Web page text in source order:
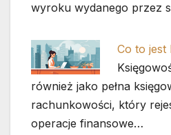
wyroku wydanego przez
Co to jest
również jako pełna
rachunkowości, który
operacje finansowe…